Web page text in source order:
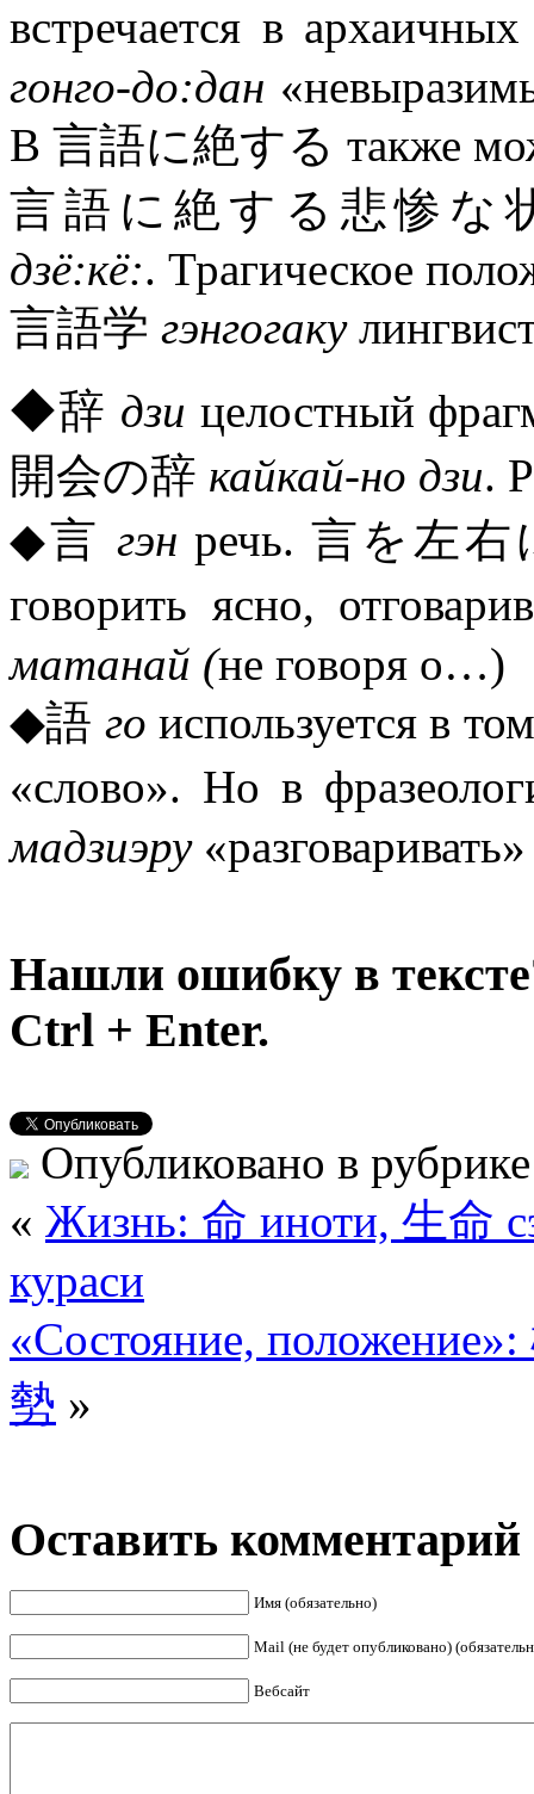
встречается в
гонго-до:дан
В 言語に絶する также
言語に絶する悲惨な
дзё:кё:. Трагическое
言語学 гэнгогаку
◆辞 дзи целостный
開会の辞 кайкай-но дзи.
◆言гэн речь. 言を左
говорить ясно,
матанай (не говоря о…)
◆語 го используется в
«слово». Но в
мадзиэру
Нашли ошибку в
Ctrl + Enter.
Опубликовано в
« Жизнь: 命 иноти, 生命
кураси
«Состояние,
勢 »
Оставить комментарий
Имя (обязательно)
Mail (не будет опубликовано)
Вебсайт